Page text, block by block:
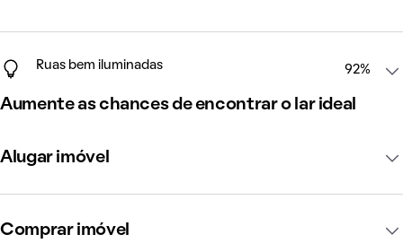
Ruas bem iluminadas 92%
Aumente as chances de encontrar o lar ideal
Alugar imóvel
Comprar imóvel